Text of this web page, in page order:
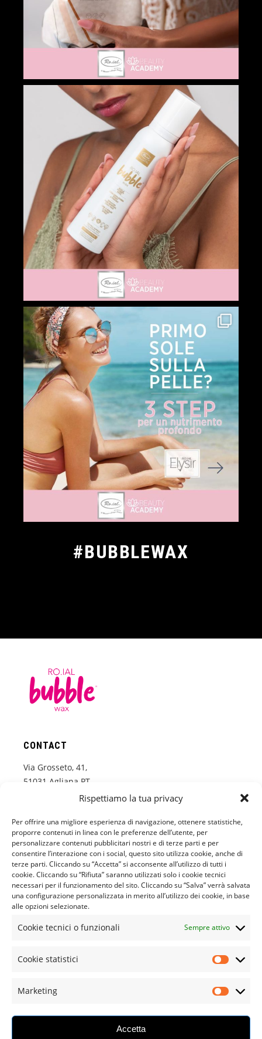
Rispettiamo la tua privacy
Per offrire una migliore esperienza di navigazione, ottenere statistiche,
proporre contenuti in linea con le preferenze dell’utente, per
personalizzare contenuti pubblicitari nostri e di terze parti e per
consentire l’interazione con i social, questo sito utilizza cookie, anche di
terze parti. Cliccando su “Accetta” si acconsente all’utilizzo di tutti i
cookie. Cliccando su “Rifiuta” saranno utilizzati solo i cookie tecnici
necessari per il funzionamento del sito. Cliccando su “Salva” verrà salvata
una configurazione personalizzata in merito all’utilizzo dei cookie, in base
alle opzioni selezionate.
Cookie tecnici o funzionali Sempre attivo
Cookie statistici
Marketing
Accetta
#BUBBLEWAX
CONTACT
Via Grosseto, 41,
51031 Agliana PT
+39 574 673233
www.roial.it
info@roial.it
CUSTOMER SERVICE
Il Mio Account
Chi Siamo
Spedizioni e Resi
Privacy Statement
Cookie Policy